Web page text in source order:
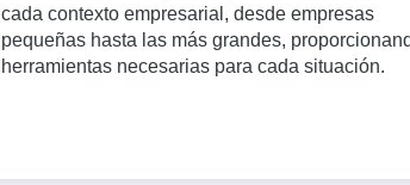
cada contexto empresarial, desde empresas
pequeñas hasta las más grandes,
herramientas necesarias para cada situación.